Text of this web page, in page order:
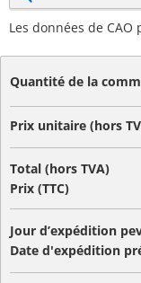
Les données de
Quantité de la
Prix unitaire (hors
Total (hors TVA)
Prix (TTC)
Jour d’expédition
Date d'expédition